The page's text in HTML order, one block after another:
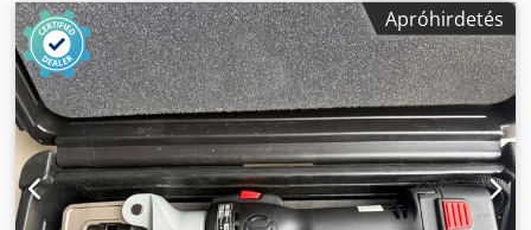
Apróhirdetés